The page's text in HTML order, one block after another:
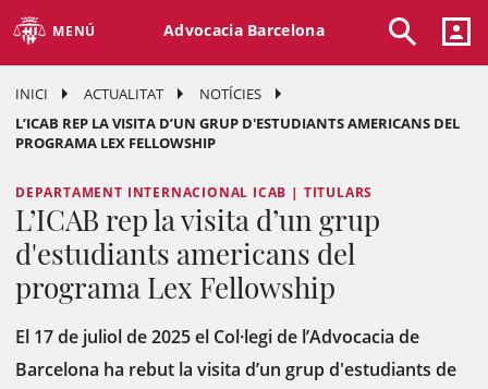
MENÚ Advocacia Barcelona
INICI ACTUALITAT
NOTÍCIES
L’ICAB REP LA VISITA D’UN GRUP D'ESTUDIANTS AMERICANS DEL
PROGRAMA LEX FELLOWSHIP
DEPARTAMENT INTERNACIONAL ICAB | TITULARS
L’ICAB rep la visita d’un grup
d'estudiants americans del
programa Lex Fellowship
El 17 de juliol de 2025 el Col·legi de l’Advocacia de
Barcelona ha rebut la visita d’un grup d'estudiants de